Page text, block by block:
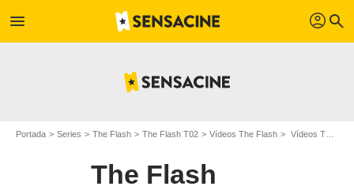
menu profil search
Portada Series The Flash The Flash T02 Vídeos The Flash Vídeos The Flash T02
The Flash